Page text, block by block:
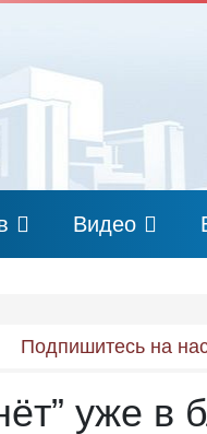
Видео
Подпишитесь на
уже